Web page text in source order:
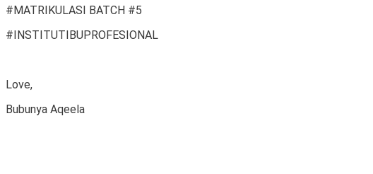
#MATRIKULASI BATCH #5
#INSTITUTIBUPROFESIONAL
Love,
Bubunya Aqeela